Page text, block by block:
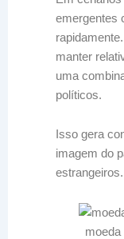
emergentes
manter
uma
políticos.
Isso gera
imagem do
estrangeiros.
moeda